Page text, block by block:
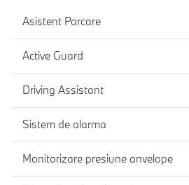
Asistent Parcare
Active Guard
Driving Assistant
Sistem de alarma
Monitorizare presiune anvelope